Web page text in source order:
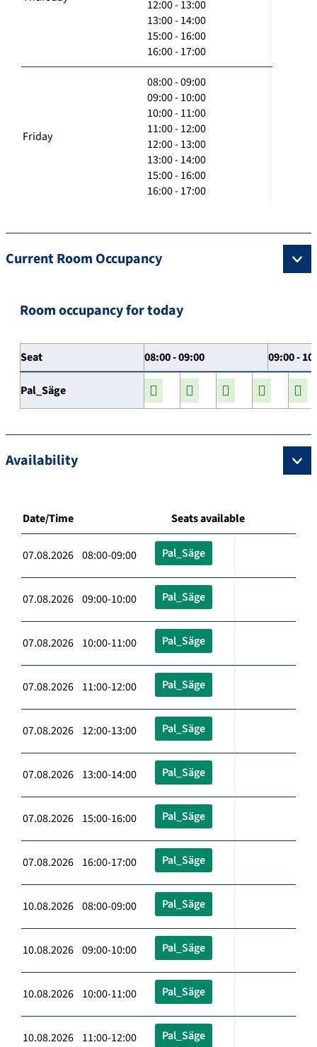
12:00 - 13:00
13:00 - 14:00
15:00 - 16:00
16:00 - 17:00
Friday
08:00 - 09:00
09:00 - 10:00
10:00 - 11:00
11:00 - 12:00
12:00 - 13:00
13:00 - 14:00
15:00 - 16:00
16:00 - 17:00
Current Room Occupancy
Room occupancy for today
Seat 08:00 - 09:00 09:00 -
Pal_Säge
Availability
Date/Time Seats available
07.08.2026 08:00-09:00 Pal_Säge
07.08.2026 09:00-10:00 Pal_Säge
07.08.2026 10:00-11:00 Pal_Säge
07.08.2026 11:00-12:00 Pal_Säge
07.08.2026 12:00-13:00 Pal_Säge
07.08.2026 13:00-14:00 Pal_Säge
07.08.2026 15:00-16:00 Pal_Säge
07.08.2026 16:00-17:00 Pal_Säge
10.08.2026 08:00-09:00 Pal_Säge
10.08.2026 09:00-10:00 Pal_Säge
10.08.2026 10:00-11:00 Pal_Säge
10.08.2026 11:00-12:00 Pal_Säge